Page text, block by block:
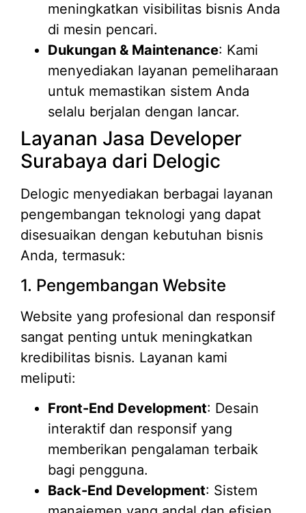
meningkatkan visibilitas bisnis Anda
di mesin pencari.
Dukungan & Maintenance: Kami
menyediakan layanan pemeliharaan
untuk memastikan sistem Anda
selalu berjalan dengan lancar.
Layanan Jasa Developer
Surabaya dari Delogic
Delogic menyediakan berbagai layanan
pengembangan teknologi yang dapat
disesuaikan dengan kebutuhan bisnis
Anda, termasuk:
1. Pengembangan Website
Website yang profesional dan responsif
sangat penting untuk meningkatkan
kredibilitas bisnis. Layanan kami
meliputi:
Front-End Development: Desain
interaktif dan responsif yang
memberikan pengalaman terbaik
bagi pengguna.
Back-End Development: Sistem